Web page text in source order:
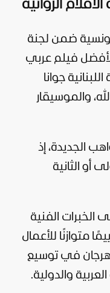
الروائية
ضمن لجنة
لأفضل فيلم عربي
جوانا
والموسيقار
الجديدة، إذ
أو الثانية
الخبرات الفنية
متوازنًا للأعمال
في توسيع
والدولية.